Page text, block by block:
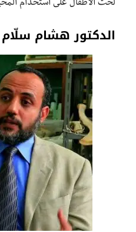
لحث الأطفال على استخدام
الدكتور هشام سلّام